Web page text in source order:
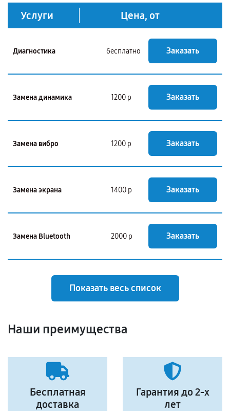
Услуги Цена, от
Диагностика бесплатно Заказать
Замена динамика 1200 р Заказать
Замена вибро 1200 р Заказать
Замена экрана 1400 р Заказать
Замена Bluetooth 2000 р Заказать
Показать весь список
Наши преимущества
Бесплатная
доставка
Гарантия до 2-х
лет